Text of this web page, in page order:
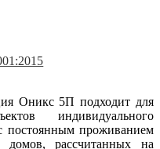
Оникс 5П подходит для
индивидуального
постоянным проживанием
рассчитанных на